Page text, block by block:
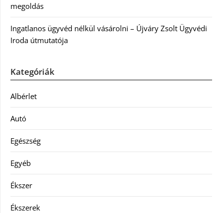
megoldás
Ingatlanos ügyvéd nélkül vásárolni – Újváry Zsolt Ügyvédi
Iroda útmutatója
Kategóriák
Albérlet
Autó
Egészség
Egyéb
Ékszer
Ékszerek